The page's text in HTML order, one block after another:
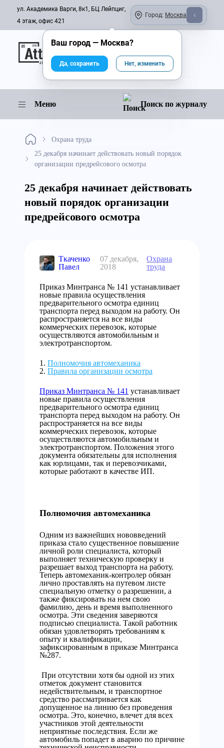
ул. Академика Варги, 8к1, БЦ Лейпциг,
4 этаж, офис 421
Город: Москва
Онлайн-журнал
Меню Поиск по журналу
Охрана труда
25 декабря начинает действовать новый порядок
организации предрейсового осмотра
25 декабря начинает действовать
новый порядок организации
предрейсового осмотра
Ткаченко
Павел
07 декабря,
2018
Охрана
труда
Приказ Минтранса № 141 устанавливает
новые правила осуществления
предварительного осмотра единиц
транспорта перед выходом на работу. Он
распространяется на все виды
коммерческих перевозок, которые
осуществляются автомобильным и
электротранспортом.
Полномочия автомеханика
Правила организации осмотра
Приказ Минтранса № 141 устанавливает
новые правила осуществления
предварительного осмотра единиц
транспорта перед выходом на работу. Он
распространяется на все виды
коммерческих перевозок, которые
осуществляются автомобильным и
электротранспортом. Положения этого
документа обязательны для исполнения
как юрлицами, так и перевозчиками,
которые работают в качестве ИП.
Полномочия автомеханика
Одним из важнейших нововведений
приказа стало существенное повышение
личной роли специалиста, который
выполняет техническую проверку и
разрешает выход транспорта на работу.
Теперь автомеханик-контролер обязан
лично проставлять на путевом листе
специальную отметку о разрешении, а
также фиксировать на нем свою
фамилию, день и время выполненного
осмотра. Эти сведения заверяются
подписью специалиста. Такой работник
обязан удовлетворять требованиям к
опыту и квалификации,
зафиксированным в приказе Минтранса
№287.
При отсутствии хотя бы одной из этих
отметок документ становится
недействительным, и транспортное
средство рассматривается как
допущенное на линию без проведения
осмотра. Это, конечно, влечет для всех
участников этой деятельности
неприятные последствия. Если же
автомобиль попадет в аварию по причине
Ваш город — Москва?
Да, сохранить Нет, изменить